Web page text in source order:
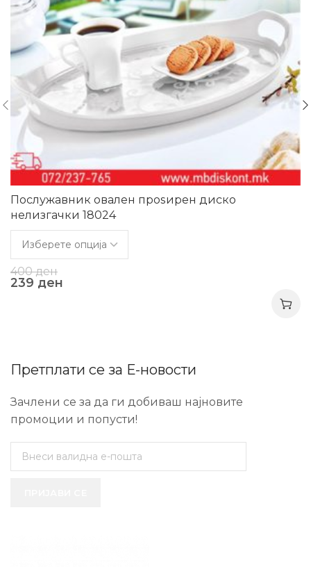
Послужавник овален проѕирен диско
нелизгачки 18024
400ден
239 ден
Претплати се за Е-новости
Зачлени се за да ги добиваш најновите
промоции и попусти!